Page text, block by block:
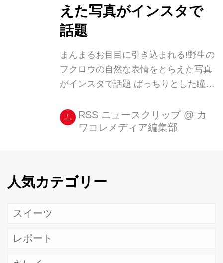
内でゴロゴロと転がりながら、リラッ
クスしていたそうです。 その様子を撮
影したところ、叫んでいるようなこて
つち...
えた写真がインスタで
話題
まんまるお目目に引き込まれる!野生の
フクロウの自然な表情をとらえた写真
がインスタで話題 ぱっちりとした瞳が
州以北から北海道にかけて、森林や草
原、里山などに分布しています。 しか
たちの生き生きとした姿を撮影した写
RSS ニュースクリップ @ カ
ワコレメディア編集部
人気カテゴリー
スイーツ
レポート